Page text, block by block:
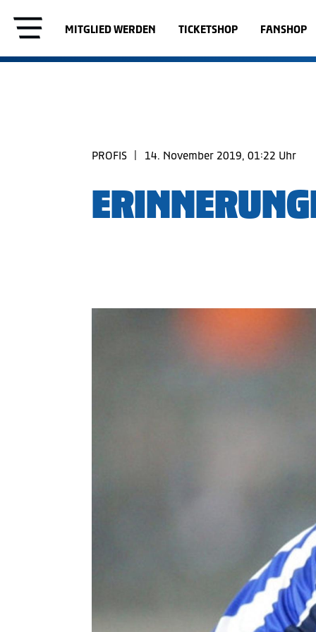
MITGLIED WERDEN TICKETSHOP FANSHOP
PROFIS 14. November 2019, 01:22 Uhr